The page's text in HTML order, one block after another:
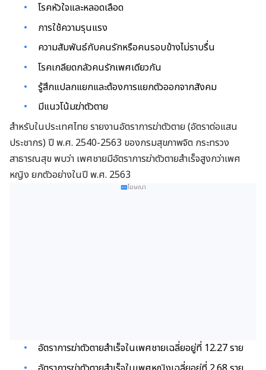
โรคหัวใจและหลอดเลือด
การใช้ความรุนแรง
ความสัมพันธ์กับคนรักหรือคนรอบข้างไม่ราบรื่น
โรคเกลียดกลัวคนรักเพศเดียวกัน
รู้สึกแปลกแยกและต้องการแยกตัวออกจากสังคม
มีแนวโน้มฆ่าตัวตาย
สำหรับในประเทศไทย รายงานอัตราการฆ่าตัวตาย (อัตราต่อแสน
ประชากร) ปี พ.ศ. 2540-2563 ของกรมสุขภาพจิต กระทรวง
สาธารณสุข พบว่า เพศชายมีอัตราการฆ่าตัวตายสำเร็จสูงกว่าเพศ
หญิง ยกตัวอย่างในปี พ.ศ. 2563
โฆษณา
อัตราการฆ่าตัวตายสำเร็จในเพศชายเฉลี่ยอยู่ที่ 12.27 ราย